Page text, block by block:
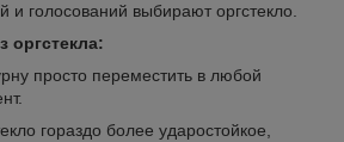
и голосований выбирают оргстекло.
оргстекла:
просто переместить в любой
гораздо более ударостойкое,